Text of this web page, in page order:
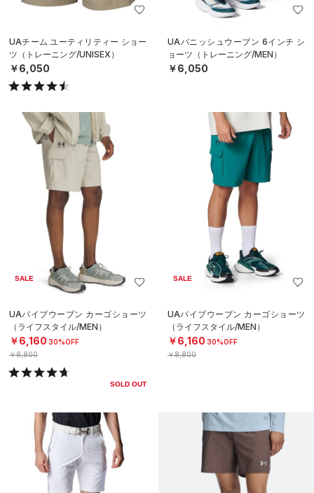
UAチーム ユーティリティー ショー
ツ（トレーニング/UNISEX）
￥6,050
UAバニッシュウーブン 6インチ シ
ョーツ（トレーニング/MEN）
￥6,050
SALE
UAバイブウーブン カーゴショーツ
（ライフスタイル/MEN）
￥6,160 30%OFF
￥8,800
SOLD OUT
SALE
UAバイブウーブン カーゴショーツ
（ライフスタイル/MEN）
￥6,160 30%OFF
￥8,800